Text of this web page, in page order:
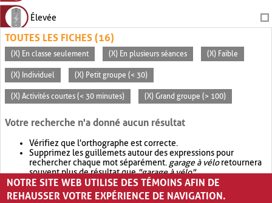
Élevée
TOUTES LES FICHES (16)
(X) En classe seulement (X) En plusieurs séances (X) Faible
(X) Individuel (X) Petit groupe (< 30)
(X) Activités courtes (< 30 minutes) (X) Grand groupe (> 100)
Votre recherche n'a donné aucun résultat
Vérifiez que l'orthographe est correcte.
Supprimez les guillemets autour des expressions pour
rechercher chaque mot séparément. garage à véloretournera
souvent plus de résultat que"garage à vélo".
Envisagez d'élargir votre recherche avec OR.garage OR vélo
retournera souvent plus de résultat quegarage à vélo
NOTRE SITE WEB UTILISE DES TÉMOINS AFIN DE
REHAUSSER VOTRE EXPÉRIENCE DE NAVIGATION.